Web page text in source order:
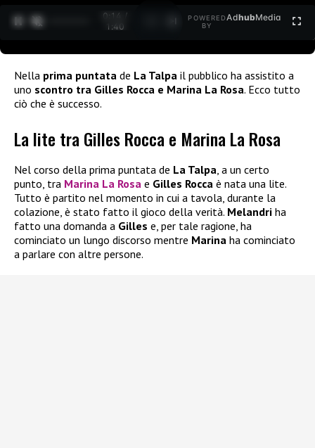
0:15 /
1:40
POWERED
BY
AdhubMedia
Nella prima puntata de La Talpa il pubblico ha assistito a
uno scontro tra Gilles Rocca e Marina La Rosa. Ecco tutto
ciò che è successo.
La lite tra Gilles Rocca e Marina La Rosa
Nel corso della prima puntata de La Talpa, a un certo
punto, tra Marina La Rosa e Gilles Rocca è nata una lite.
Tutto è partito nel momento in cui a tavola, durante la
colazione, è stato fatto il gioco della verità. Melandri ha
fatto una domanda a Gilles e, per tale ragione, ha
cominciato un lungo discorso mentre Marina ha cominciato
a parlare con altre persone.